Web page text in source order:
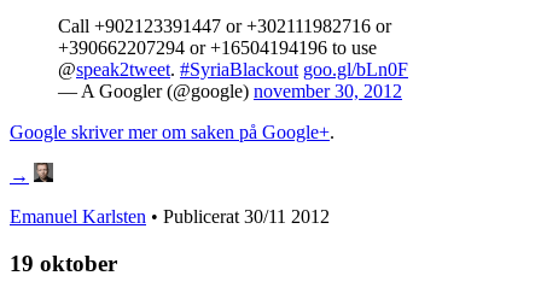
Call +902123391447 or +302111982716 or
+390662207294 or +16504194196 to use
@speak2tweet. #SyriaBlackout goo.gl/bLn0F
— A Googler (@google) november 30, 2012
Google skriver mer om saken på Google+.
→
Emanuel Karlsten • Publicerat 30/11 2012
19 oktober